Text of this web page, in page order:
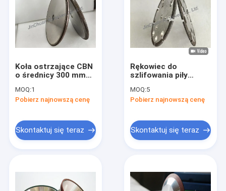
Koła ostrzające CBN
o średnicy 300 mm
ostrzenia ostrza piły
w żwirze B50/50
MOQ:1
Pobierz najnowszą cenę
Skontaktuj się teraz
Rękowiec do
szlifowania piły
MOQ:5
Pobierz najnowszą cenę
Skontaktuj się teraz